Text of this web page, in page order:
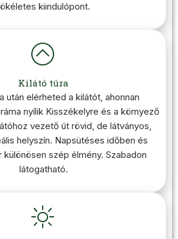
kiindulópont.
Kilátó túra
után elérheted a kilátót, ahonnan
nyílik Kisszékelyre és a környező
vezető út rövid, de látványos,
helyszín. Napsütéses időben és
különösen szép élmény. Szabadon
látogatható.